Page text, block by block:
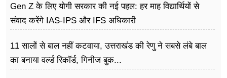
Gen Z के लिए योगी सरकार की नई पहल: हर माह विद्यार्थियों से
संवाद करेंगे IAS-IPS और IFS अधिकारी
11 सालों से बाल नहीं कटवाया, उत्तराखंड की रेणु ने सबसे लंबे बाल
का बनाया वर्ल्ड रिकॉर्ड, गिनीज बुक...